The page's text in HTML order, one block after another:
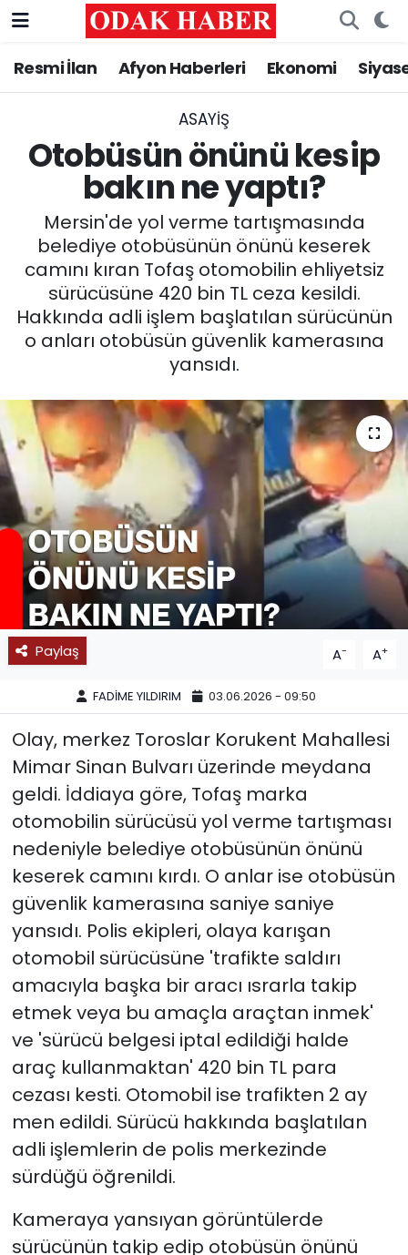
Resmi İlan Afyon Haberleri Ekonomi
ASAYİŞ
Otobüsün önünü kesip
bakın ne yaptı?
Mersin'de yol verme tartışmasında
belediye otobüsünün önünü keserek
camını kıran Tofaş otomobilin ehliyetsiz
sürücüsüne 420 bin TL ceza kesildi.
Hakkında adli işlem başlatılan sürücünün
o anları otobüsün güvenlik kamerasına
yansıdı.
Paylaş A- A+
FADİME YILDIRIM 03.06.2026 - 09:50
Olay, merkez Toroslar Korukent Mahallesi
Mimar Sinan Bulvarı üzerinde meydana
geldi. İddiaya göre, Tofaş marka
otomobilin sürücüsü yol verme tartışması
nedeniyle belediye otobüsünün önünü
keserek camını kırdı. O anlar ise otobüsün
güvenlik kamerasına saniye saniye
yansıdı. Polis ekipleri, olaya karışan
otomobil sürücüsüne 'trafikte saldırı
amacıyla başka bir aracı ısrarla takip
etmek veya bu amaçla araçtan inmek'
ve 'sürücü belgesi iptal edildiği halde
araç kullanmaktan' 420 bin TL para
cezası kesti. Otomobil ise trafikten 2 ay
men edildi. Sürücü hakkında başlatılan
adli işlemlerin de polis merkezinde
sürdüğü öğrenildi.
Kameraya yansıyan görüntülerde
sürücünün takip edip otobüsün önünü
AFYONKARAHİSAR HABERLERİ
ASAYİŞ
GÜNCEL
SİYASET
EĞİTİM
MAGAZİN
SAĞLIK
SPOR
11:11 MANŞET
Nöbetçi Eczaneler
Trafik Durumu
Süper Lig Puan Durumu ve Fikstür
Tüm Manşetler
Son Dakika Haberleri
Haber Arşivi